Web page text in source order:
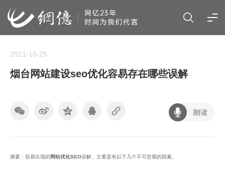
2021-10-25
烟台网站建设seo优化容易存在哪些误解
朗读
摘要：容易出现的 网站优化SEO误解，主要是有以下几个不可忽视的因素。